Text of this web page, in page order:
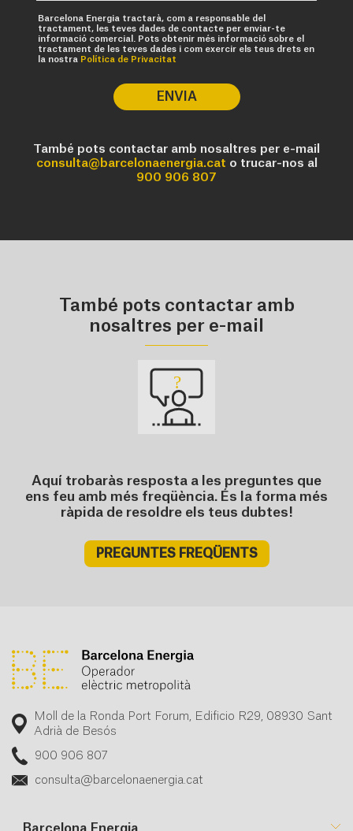
Barcelona Energia tractarà, com a responsable del
tractament, les teves dades de contacte per enviar-te
informació comercial. Pots obtenir més informació sobre el
tractament de les teves dades i com exercir els teus drets en
la nostra Política de Privacitat
ENVIA
També pots contactar amb nosaltres per e-mail
consulta@barcelonaenergia.cat o trucar-nos al
900 906 807
També pots contactar amb
nosaltres per e-mail
Aquí trobaràs resposta a les preguntes que
ens feu amb més freqüència. És la forma més
ràpida de resoldre els teus dubtes!
PREGUNTES FREQÜENTS
Moll de la Ronda Port Forum, Edificio R29, 08930 Sant
Adrià de Besós
900 906 807
consulta@barcelonaenergia.cat